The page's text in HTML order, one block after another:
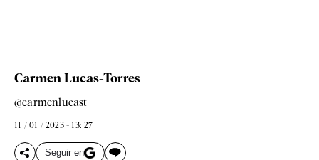
Carmen Lucas-Torres
@carmenlucast
11 / 01 / 2023 - 13: 27
Seguir en